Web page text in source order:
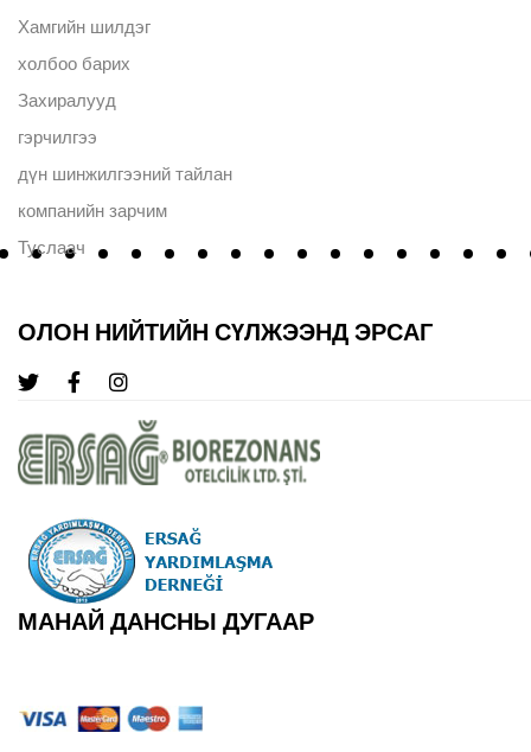
Хамгийн шилдэг
холбоо барих
Захиралууд
гэрчилгээ
дүн шинжилгээний тайлан
компанийн зарчим
Туслаач
ОЛОН НИЙТИЙН СҮЛЖЭЭНД ЭРСАГ
МАНАЙ ДАНСНЫ ДУГААР